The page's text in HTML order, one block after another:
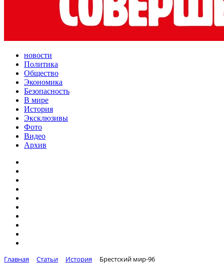
новости
Политика
Общество
Экономика
Безопасность
В мире
История
Эксклюзивы
Фото
Видео
Архив
Главная Статьи История Брестский мир-96